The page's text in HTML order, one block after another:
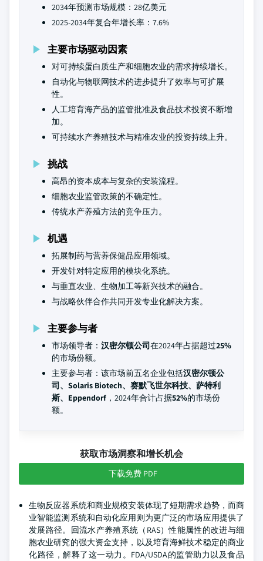
2034年预测市场规模：28亿美元
2025-2034年复合年增长率：7.6%
主要市场驱动因素
对可持续蛋白质生产和细胞农业的需求持续增长。
自动化与物联网技术的进步提升了效率与可扩展
性。
人工培育海产品的监管批准及食品技术投资不断增
加。
可持续水产养殖技术与精准农业的投资持续上升。
挑战
高昂的资本成本与复杂的安装流程。
细胞农业监管政策的不确定性。
传统水产养殖方法的竞争压力。
机遇
拓展制药与营养保健品应用领域。
开发针对特定应用的模块化系统。
与垂直农业、生物加工等新兴技术的融合。
与战略伙伴合作共同开发专业化解决方案。
主要参与者
市场领导者： 汉密尔顿公司在2024年占据超过25%
的市场份额。
主要参与者：该市场前五名企业包括汉密尔顿公
司、Solaris Biotech、赛默飞世尔科技、萨特利
斯、Eppendorf ，2024年合计占据52%的市场份
额。
获取市场洞察和增长机会
下载免费 PDF
生物反应器系统和商业规模安装体现了短期需求趋势，而商
业智能监测系统和自动化应用则为更广泛的市场应用提供了
发展路径。回流水产养殖系统（RAS）性能属性的改进与细
胞农业研究的强大资金支持，以及培育海鲜技术稳定的商业
化路径，解释了这一动力。FDA/USDA的监管助力以及食品